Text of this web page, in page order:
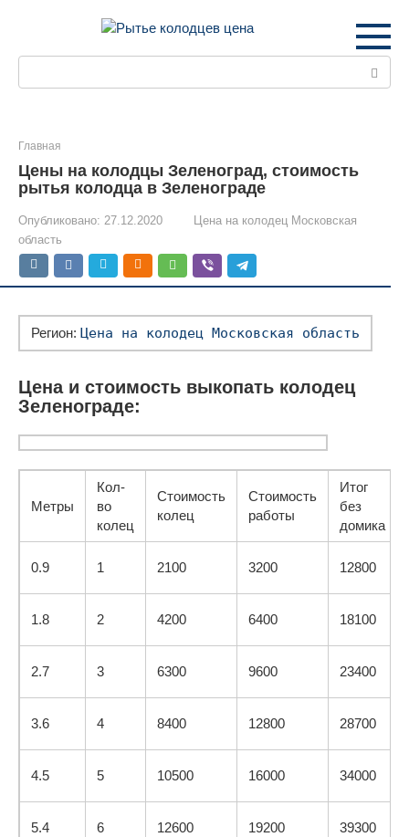
Главная
Цены на колодцы Зеленоград, стоимость
рытья колодца в Зеленограде
Опубликовано: 27.12.2020
Цена на колодец Московская
область
Регион: Цена на колодец Московская область
Цена и стоимость выкопать колодец
Зеленограде:
Метры
Кол-
во
колец
Стоимость
колец
Стоимость
работы
Итог
без
домика
0.9 1 2100 3200 12800
1.8 2 4200 6400 18100
2.7 3 6300 9600 23400
3.6 4 8400 12800 28700
4.5 5 10500 16000 34000
5.4 6 12600 19200 39300